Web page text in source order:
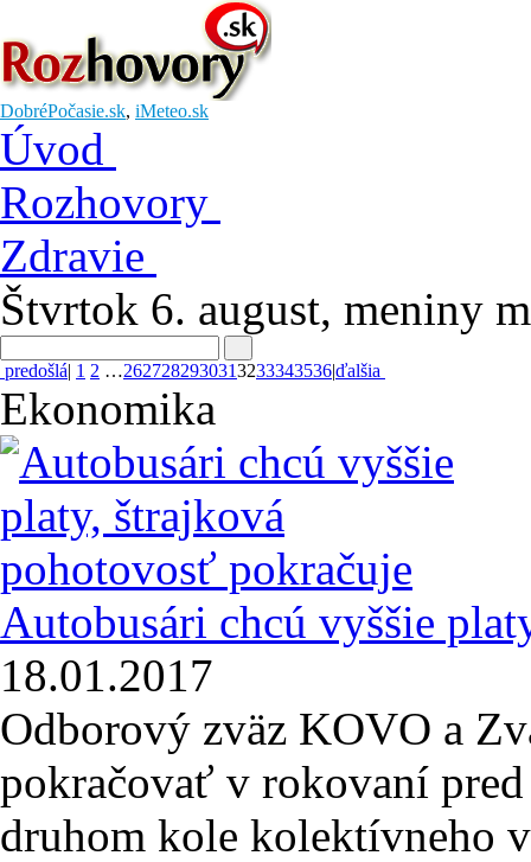
DobréPočasie.sk, iMeteo.sk
Úvod
Rozhovory
Zdravie
Štvrtok 6. august, meniny
predošlá| 1 2 …2627282930313233343536|ďalšia
Ekonomika
Autobusári chcú vyššie
18.01.2017
Odborový zväz KOVO a
pokračovať v rokovaní
druhom kole kolektívneho